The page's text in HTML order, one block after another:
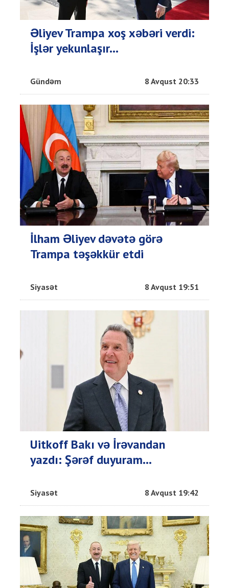
Əliyev Trampa xoş xəbəri verdi:
İşlər yekunlaşır...
Gündəm 8 Avqust 20:33
İlham Əliyev dəvətə görə
Trampa təşəkkür etdi
Siyasət 8 Avqust 19:51
Uitkoff Bakı və İrəvandan
yazdı: Şərəf duyuram...
Siyasət 8 Avqust 19:42